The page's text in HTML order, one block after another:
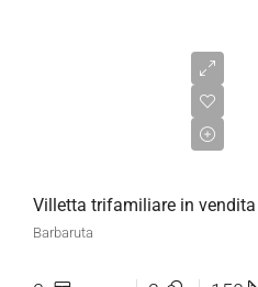
Barbaruta